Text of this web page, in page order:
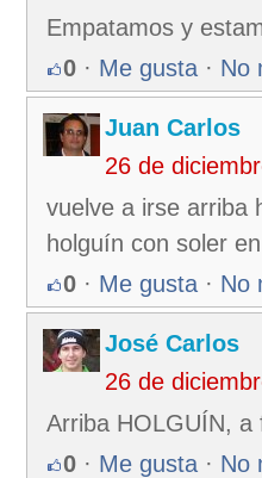
Empatamos y
0 · Me gusta · No
Juan Carlos
26 de
vuelve a irse arriba
holguín con soler
0 · Me gusta · No
José Carlos
26 de
Arriba HOLGUÍN, a
0 · Me gusta · No